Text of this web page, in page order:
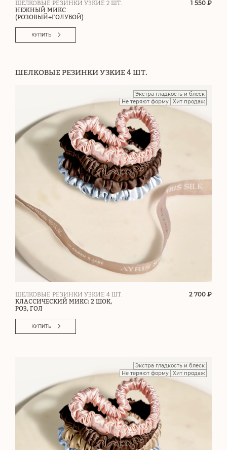
ШЕЛКОВЫЕ РЕЗИНКИ УЗКИЕ 2 ШТ.
НЕЖНЫЙ МИКС
(РОЗОВЫЙ+ГОЛУБОЙ)
1 550 ₽
КУПИТЬ
ШЕЛКОВЫЕ РЕЗИНКИ УЗКИЕ 4 ШТ.
Экстра гладкость и блеск
Не теряют форму
Хит продаж
ШЕЛКОВЫЕ РЕЗИНКИ УЗКИЕ 4 ШТ.
КЛАССИЧЕСКИЙ МИКС: 2 ШОК,
РОЗ, ГОЛ
2 700 ₽
КУПИТЬ
Экстра гладкость и блеск
Не теряют форму
Хит продаж